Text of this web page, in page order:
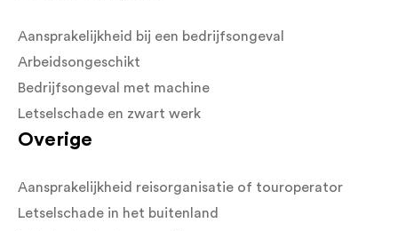
Aansprakelijkheid bij een bedrijfsongeval
Arbeidsongeschikt
Bedrijfsongeval met machine
Letselschade en zwart werk
Overige
Aansprakelijkheid reisorganisatie of touroperator
Letselschade in het buitenland